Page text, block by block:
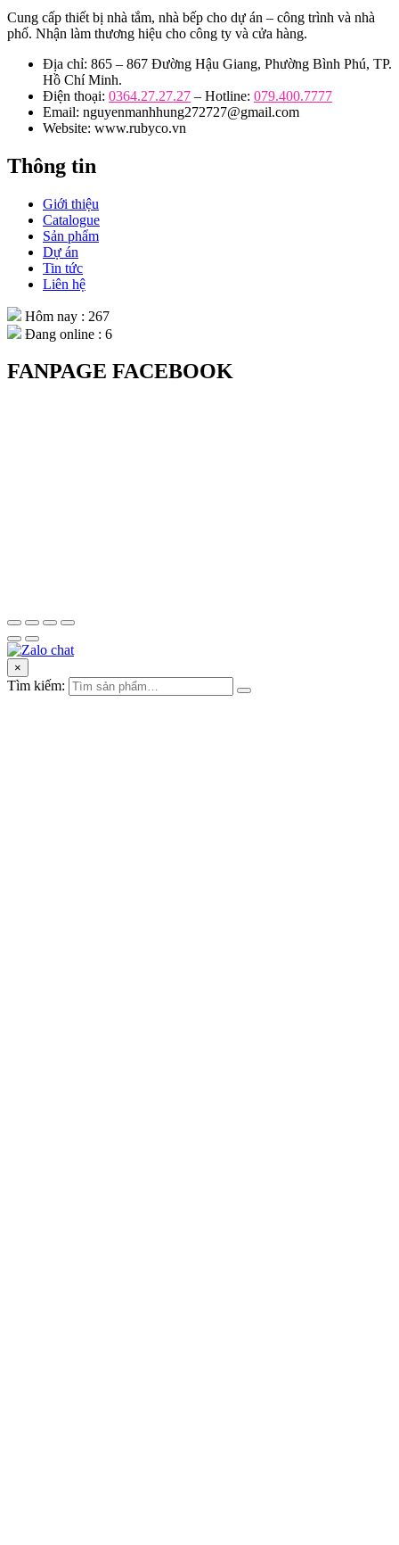
Cung cấp thiết bị nhà tắm, nhà bếp cho dự án – công trình và nhà
phố. Nhận làm thương hiệu cho công ty và cửa hàng.
Địa chỉ: 865 – 867 Đường Hậu Giang, Phường Bình Phú, TP.
Hồ Chí Minh.
Điện thoại: 0364.27.27.27 – Hotline: 079.400.7777
Email: nguyenmanhhung272727@gmail.com
Website: www.rubyco.vn
Thông tin
Giới thiệu
Catalogue
Sản phẩm
Dự án
Tin tức
Liên hệ
Hôm nay : 267
Đang online : 6
FANPAGE FACEBOOK
×
Tìm kiếm: